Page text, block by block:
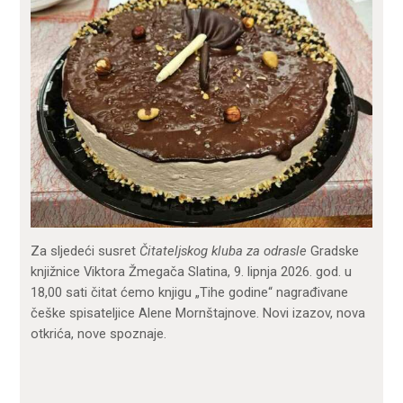
Za sljedeći susret Čitateljskog kluba za odrasle Gradske
knjižnice Viktora Žmegača Slatina, 9. lipnja 2026. god. u
18,00 sati čitat ćemo knjigu „Tihe godine“ nagrađivane
češke spisateljice Alene Mornštajnove. Novi izazov, nova
otkrića, nove spoznaje.